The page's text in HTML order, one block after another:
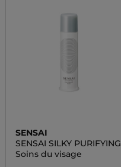
SENSAI
SENSAI SILKY PURIFYING
Soins du visage